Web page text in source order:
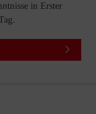
in Erster